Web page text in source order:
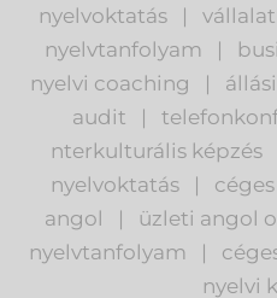
nyelvoktatás
|
nyelvtanfolyam
|
nyelvi coaching
|
audit
|
nterkulturális képzés
nyelvoktatás
|
angol
| üzleti angol
nyelvtanfolyam
| c
nyelvi